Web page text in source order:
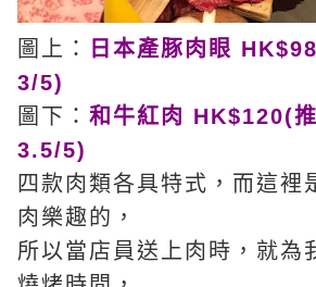
圖上：
日本產豚肉眼
3/5)
圖下： 和牛紅肉 HK$120(推
3.5/5)
四款肉類各具特式，而這裡
肉樂趣的，
所以當店員送上肉時，就為